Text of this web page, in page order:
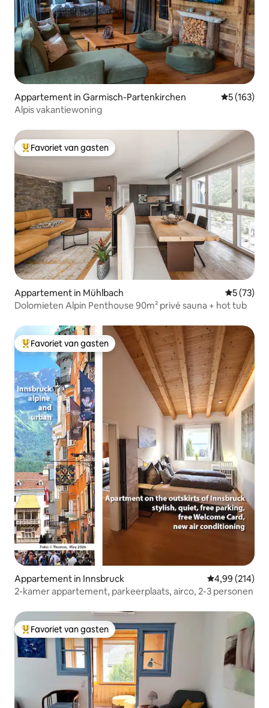
Appartement in Garmisch-Partenkirchen
5 (163)
Alpis vakantiewoning
Topfavoriet van gasten
Favoriet van gasten
Appartement in Mühlbach
5 (73)
Dolomieten Alpin Penthouse 90m² privé sauna + hot tub
Topfavoriet van gasten
Favoriet van gasten
Appartement in Innsbruck Gemiddelde
4,99 (214)
2-kamer appartement, parkeerplaats, airco, 2-3 personen
Topfavoriet van gasten
Favoriet van gasten